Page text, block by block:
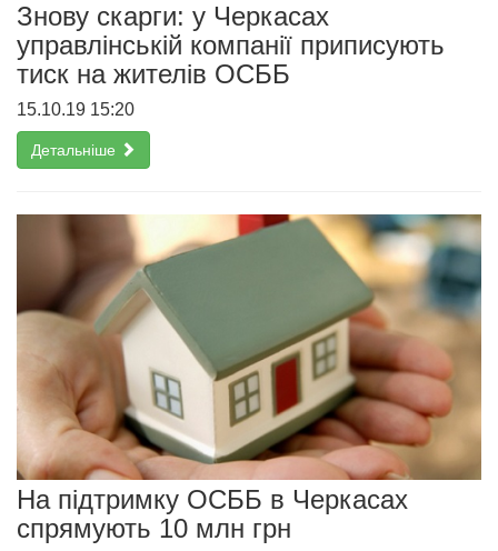
Знову скарги: у Черкасах
управлінській компанії приписують
тиск на жителів ОСББ
15.10.19 15:20
Детальніше
На підтримку ОСББ в Черкасах
спрямують 10 млн грн